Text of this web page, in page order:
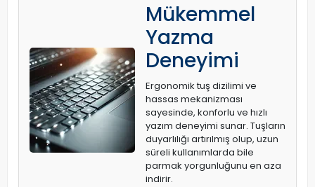
Mükemmel
Yazma
Deneyimi
Ergonomik tuş dizilimi ve
hassas mekanizması
sayesinde, konforlu ve hızlı
yazım deneyimi sunar. Tuşların
duyarlılığı artırılmış olup, uzun
süreli kullanımlarda bile
parmak yorgunluğunu en aza
indirir.